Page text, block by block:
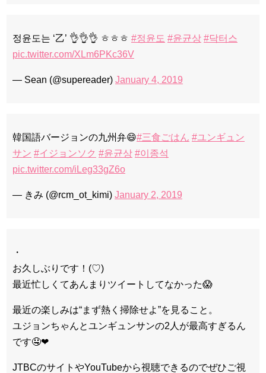
정윤도는 ‘乙’ 👌👌👌 ㅎㅎㅎ #정윤도 #윤균상 #닥터스
pic.twitter.com/XLm6PKc36V
— Sean (@supereader) January 4, 2019
韓国語バージョンの九州弁😄#三食ごはん #ユンギュン
サン #イジョンソク #윤균상 #이종석
pic.twitter.com/iLeg33gZ6o
— きみ (@rcm_ot_kimi) January 2, 2019
・
お久しぶりです！(♡)
最近忙しくてあんまりツイートしてなかった😱
最近の楽しみは“まず熱く掃除せよ”を見ること。
ユジョンちゃんとユンギュンサンの2人が最高すぎるん
です🤤❤︎
JTBCのサイトやYouTubeから視聴できるのでぜひご視